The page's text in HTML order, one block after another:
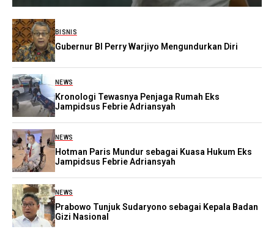
BISNIS
Gubernur BI Perry Warjiyo Mengundurkan Diri
NEWS
Kronologi Tewasnya Penjaga Rumah Eks
Jampidsus Febrie Adriansyah
NEWS
Hotman Paris Mundur sebagai Kuasa Hukum Eks
Jampidsus Febrie Adriansyah
NEWS
Prabowo Tunjuk Sudaryono sebagai Kepala Badan
Gizi Nasional